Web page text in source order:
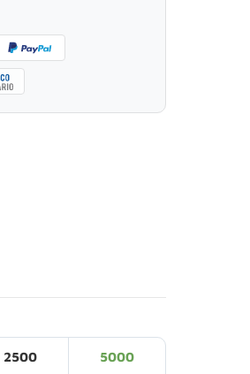
2500 5000